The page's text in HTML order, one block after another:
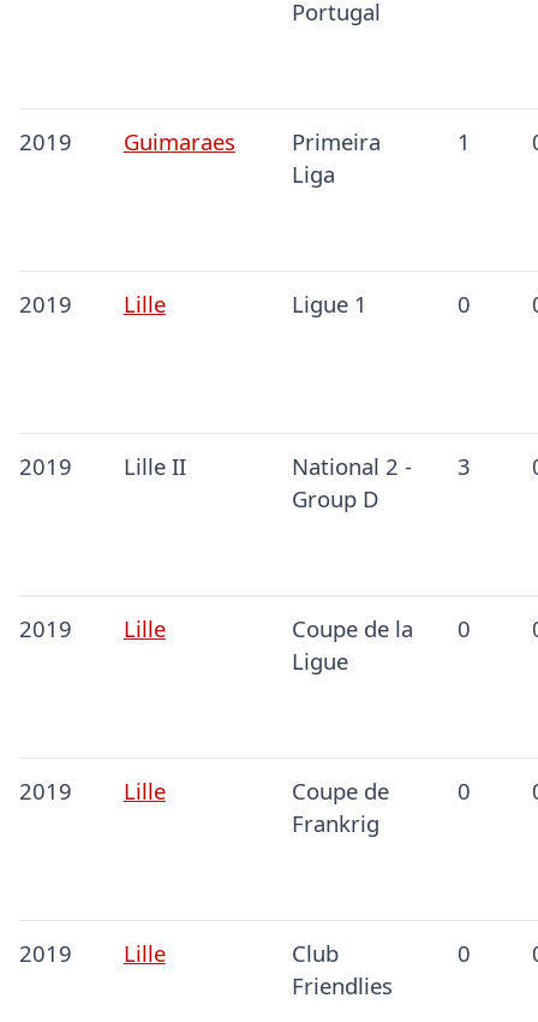
Portugal
2019 Guimaraes
Primeira
Liga
1
2019 Lille Ligue 1 0
2019 Lille II
National 2 -
Group D
3
2019 Lille
Coupe de la
Ligue
0
2019 Lille
Coupe de
Frankrig
0
2019 Lille
Club
Friendlies
0